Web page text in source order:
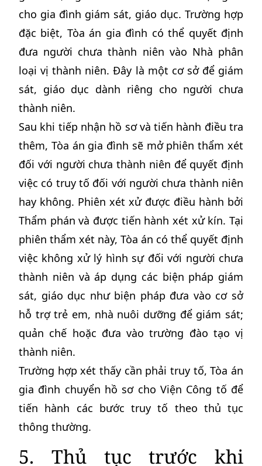
cho gia đình giám sát, giáo dục. Trường hợp
đặc biệt, Tòa án gia đình có thể quyết định
đưa người chưa thành niên vào Nhà phân
loại vị thành niên. Đây là một cơ sở để giám
sát, giáo dục dành riêng cho người chưa
thành niên.
Sau khi tiếp nhận hồ sơ và tiến hành điều tra
thêm, Tòa án gia đình sẽ mở phiên thẩm xét
đối với người chưa thành niên để quyết định
việc có truy tố đối với người chưa thành niên
hay không. Phiên xét xử được điều hành bởi
Thẩm phán và được tiến hành xét xử kín. Tại
phiên thẩm xét này, Tòa án có thể quyết định
việc không xử lý hình sự đối với người chưa
thành niên và áp dụng các biện pháp giám
sát, giáo dục như biện pháp đưa vào cơ sở
hỗ trợ trẻ em, nhà nuôi dưỡng để giám sát;
quản chế hoặc đưa vào trường đào tạo vị
thành niên.
Trường hợp xét thấy cần phải truy tố, Tòa án
gia đình chuyển hồ sơ cho Viện Công tố để
tiến hành các bước truy tố theo thủ tục
thông thường.
5. Thủ tục trước khi